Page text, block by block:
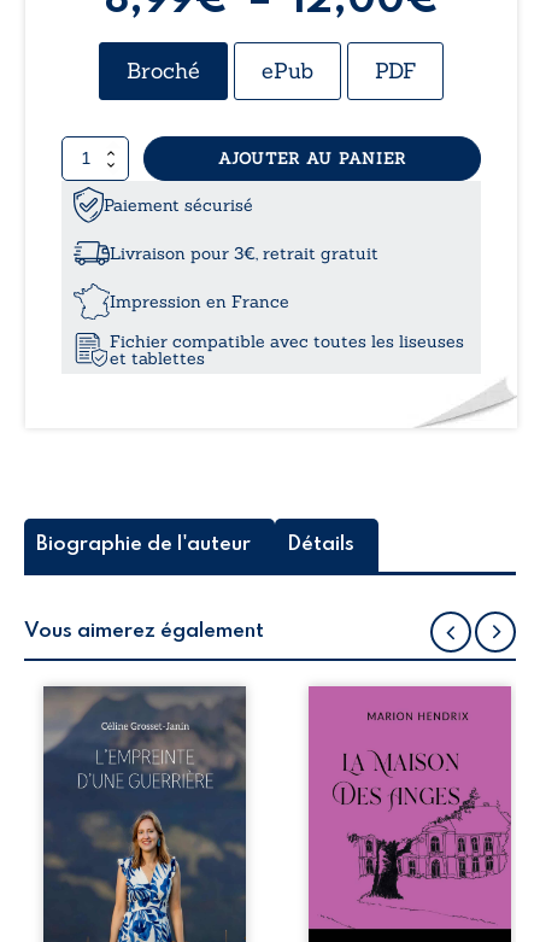
de
Broché ePub PDF
quantité
de
Tempête
passion
AJOUTER AU PANIER
Paiement sécurisé
Livraison pour 3€, retrait gratuit
Impression en France
Fichier compatible avec toutes les liseuses
et tablettes
Biographie de l'auteur Détails
Vous aimerez également
Que reste-t-il de
l’enfance lorsque
la maladie impose
ses propres règles
? L’empreinte
d’une guerrière
livre, sans détour,
le récit d’un
quotidien
bouleversé par la
maladie
chronique,
Nous sommes en
après le décès du
patriarche
Anatole-Eustache.
La famille devra
affronter non
seulement un
inconnu qui rôde
autour du
domaine et dont
Firmin, le fidèle